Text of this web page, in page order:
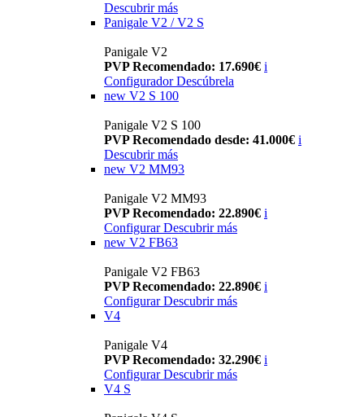
Descubrir más
Panigale V2 / V2 S
Panigale V2
PVP Recomendado: 17.690€ i
Configurador Descúbrela
new V2 S 100
Panigale V2 S 100
PVP Recomendado desde: 41.000€ i
Descubrir más
new V2 MM93
Panigale V2 MM93
PVP Recomendado: 22.890€ i
Configurar Descubrir más
new V2 FB63
Panigale V2 FB63
PVP Recomendado: 22.890€ i
Configurar Descubrir más
V4
Panigale V4
PVP Recomendado: 32.290€ i
Configurar Descubrir más
V4 S